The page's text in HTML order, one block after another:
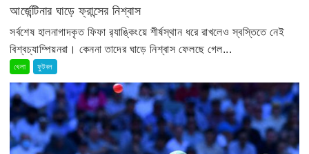
আর্জেন্টিনার ঘাড়ে ফ্রান্সের নিশ্বাস
সর্বশেষ হালনাগাদকৃত ফিফা র‍্যাঙ্কিংয়ে শীর্ষস্থান ধরে রাখলেও স্বস্তিতে নেই
বিশ্বচ্যাম্পিয়নরা। কেননা তাদের ঘাড়ে নিশ্বাস ফেলছে গেল...
খেলা ফুটবল